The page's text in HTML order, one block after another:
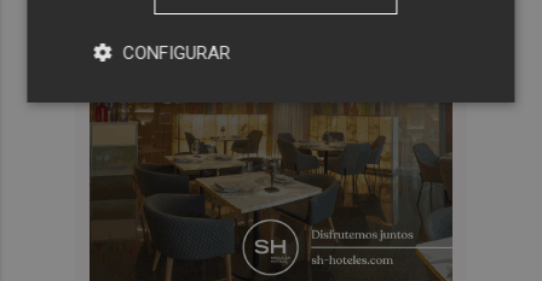
CONFIGURAR